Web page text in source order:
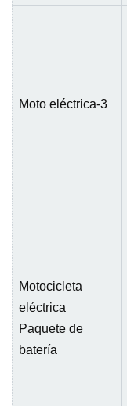
Moto eléctrica-3
Motocicleta
eléctrica
Paquete de
batería